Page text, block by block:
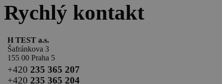
Rychlý kontakt
H TEST a.s.
Šafránkova 3
155 00 Praha 5
+420 235 365 207
+420 235 365 204